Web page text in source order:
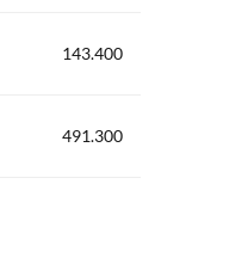
143.400
491.300